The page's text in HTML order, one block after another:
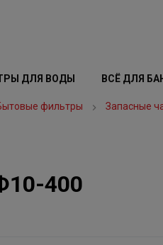
ДЛЯ ВОДЫ ВСЁ ДЛЯ
фильтры Запасные
400